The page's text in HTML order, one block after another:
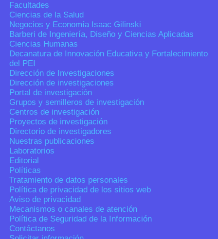
Facultades
Ciencias de la Salud
Negocios y Economía Isaac Gilinski
Barberi de Ingeniería, Diseño y Ciencias Aplicadas
Ciencias Humanas
Decanatura de Innovación Educativa y Fortalecimiento
del PEI
Dirección de Investigaciones
Dirección de investigaciones
Portal de investigación
Grupos y semilleros de investigación
Centros de investigación
Proyectos de investigación
Directorio de investigadores
Nuestras publicaciones
Laboratorios
Editorial
Políticas
Tratamiento de datos personales
Política de privacidad de los sitios web
Aviso de privacidad
Mecanismos o canales de atención
Política de Seguridad de la Información
Contáctanos